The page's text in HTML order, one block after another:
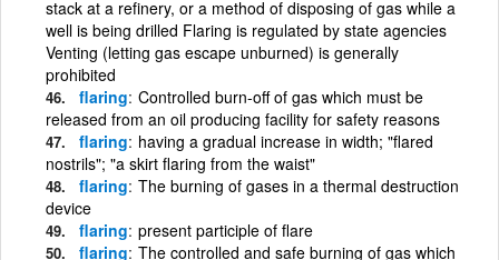
stack at a refinery, or a method of disposing of gas while a
well is being drilled Flaring is regulated by state agencies
Venting (letting gas escape unburned) is generally
prohibited
flaring Controlled burn-off of gas which must be
released from an oil producing facility for safety reasons
flaring having a gradual increase in width; "flared
nostrils"; "a skirt flaring from the waist"
flaring The burning of gases in a thermal destruction
device
flaring present participle of flare
flaring The controlled and safe burning of gas which